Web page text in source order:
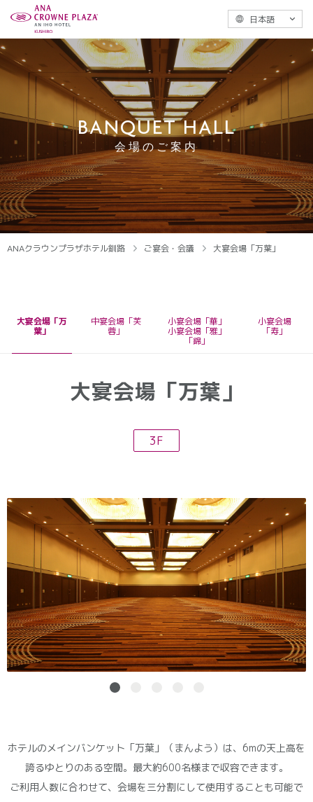
日本語
BANQUET HALL
会場のご案内
ANAクラウンプラザホテル釧路 ご宴会・会議 大宴会場「万葉」
大宴会場「万
葉」
中宴会場「芙
蓉」
小宴会場「華」
小宴会場「雅」
「錦」
小宴会場
「寿」
大宴会場「万葉」
3F
ホテルのメインバンケット「万葉」（まんよう）は、6mの天上高を
誇るゆとりのある空間。最大約600名様まで収容できます。
ご利用人数に合わせて、会場を三分割にして使用することも可能で